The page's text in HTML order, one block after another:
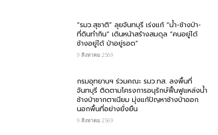
“รมว.สุชาติ” ลุยจันทบุรี เร่งแก้ “น้ำ-ช้างป่า-
ที่ดินทำกิน” เดินหน้าสร้างสมดุล “คนอยู่ได้
ช้างอยู่ได้ ป่าอยู่รอด”
9 สิงหาคม 2569
กรมอุทยานฯ ร่วมคณะ รมว.ทส. ลงพื้นที่
จันทบุรี ติดตามโครงการอนุรักษ์ฟื้นฟูแหล่งน้ำ
ช้างป่าชากตาเนียม มุ่งแก้ปัญหาช้างป่าออก
นอกพื้นที่อย่างยั่งยืน
9 สิงหาคม 2569